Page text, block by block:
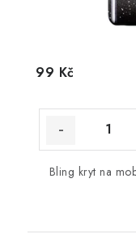
99 Kč
Bling kryt na